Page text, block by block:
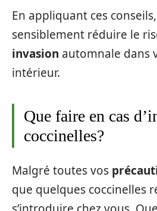
En appliquant ces
sensiblement réduire le
invasion automnale dans
intérieur.
Que faire en cas
coccinelles?
Malgré toutes vos
que quelques coccinelles